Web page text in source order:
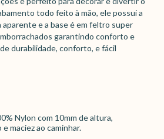
todo feito à mão, ele possui a
e a base é em feltro super
garantindo conforto e
durabilidade, conforto, e fácil
Nylon com 10mm de altura,
maciez ao caminhar.